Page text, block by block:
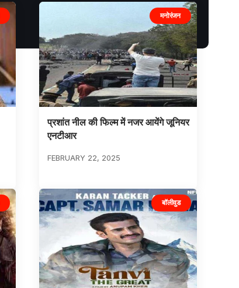
मनोरंजन
प्रशांत नील की फिल्म में नजर आयेंगे जूनियर
एनटीआर
FEBRUARY 22, 2025
बॉलीवुड